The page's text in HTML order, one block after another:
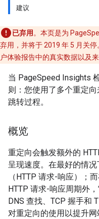
建议
已弃用 。本页是为
弃用，并将于 2019 年 5 月关停
户体验报告中的真实数据以及
当 PageSpeed Insights
则：您使用了多个重定
跳转过程。
概览
重定向会触发额外的
呈现速度。在最好的情
（HTTP 请求-响应）；
HTTP 请求-响应周期外
DNS 查找、TCP 握手和
对重定向的使用以提升网